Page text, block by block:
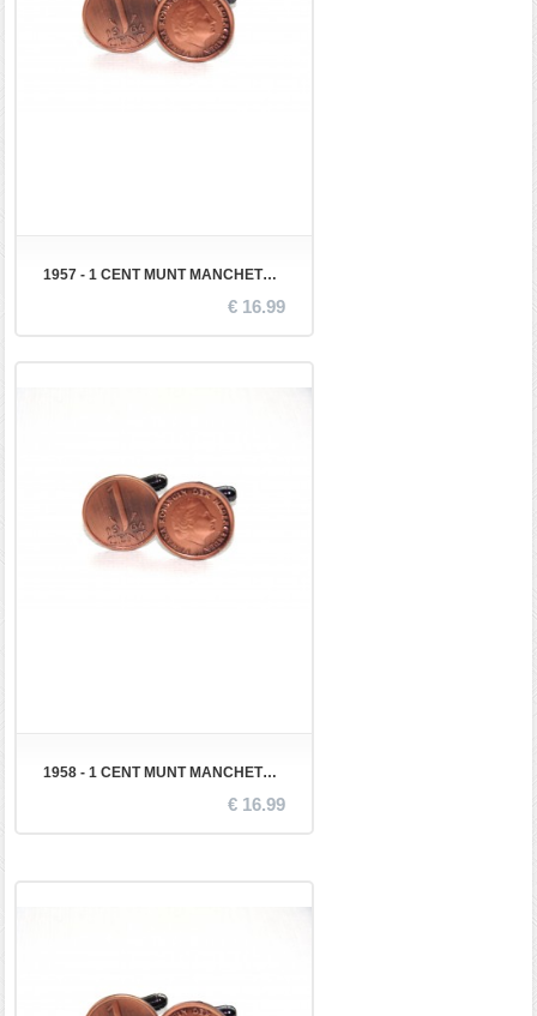
1957 - 1 CENT MUNT MANCHETKNOPEN
€ 16.99
1958 - 1 CENT MUNT MANCHETKNOPEN
€ 16.99